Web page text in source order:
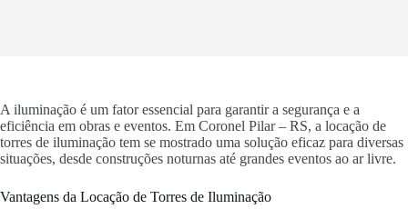
A iluminação é um fator essencial para garantir a segurança e a
eficiência em obras e eventos. Em Coronel Pilar – RS, a locação de
torres de iluminação tem se mostrado uma solução eficaz para diversas
situações, desde construções noturnas até grandes eventos ao ar livre.
Vantagens da Locação de Torres de Iluminação